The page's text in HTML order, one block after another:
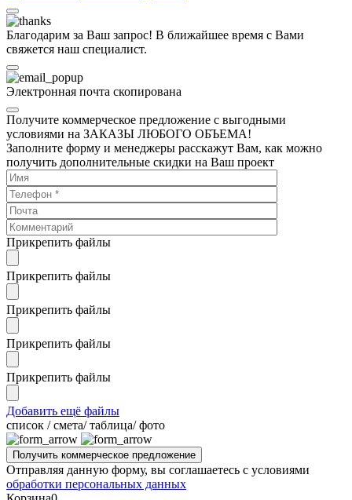
Благодарим за Ваш запрос! В ближайшее время с Вами
свяжется наш специалист.
Электронная почта скопирована
Получите коммерческое предложение с выгодными
условиями на ЗАКАЗЫ ЛЮБОГО ОБЪЕМА!
Заполните форму и менеджеры расскажут Вам, как можно
получить дополнительные скидки на Ваш проект
Прикрепить файлы
Прикрепить файлы
Прикрепить файлы
Прикрепить файлы
Прикрепить файлы
Добавить ещё файлы
cписок / смета/ таблица/ фото
Отправляя данную форму, вы соглашаетесь с условиями
обработки персональных данных